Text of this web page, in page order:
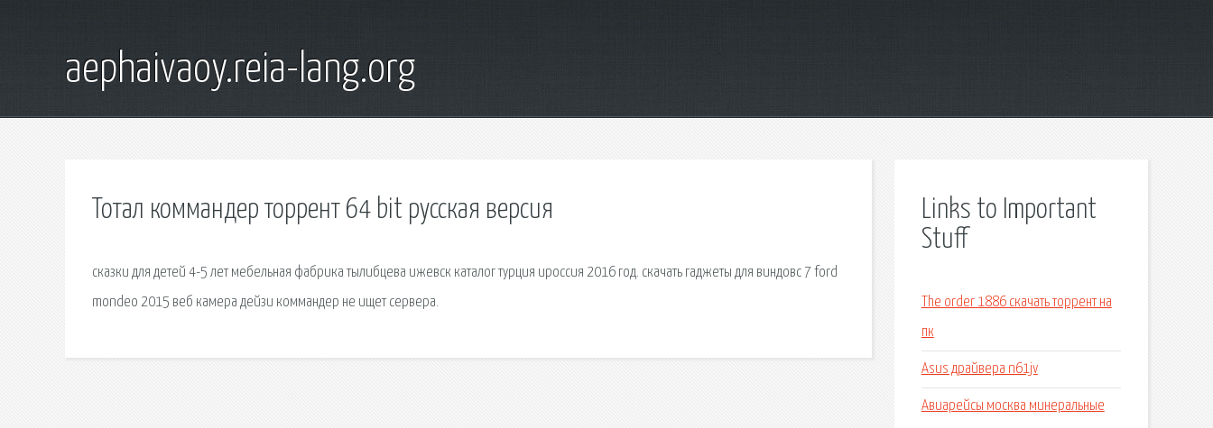
aephaivaoy.reia-lang.org
Тотал коммандер торрент 64 bit русская версия
сказки для детей 4-5 лет мебельная фабрика тылибцева ижевск каталог турция ироссия 2016 год. скачать гаджеты для виндовс 7 ford
mondeo 2015 веб камера дейзи коммандер не ищет сервера.
Links to Important
Stuff
The order 1886 скачать торрент на
пк
Asus драйвера n61jv
Авиарейсы москва минеральные